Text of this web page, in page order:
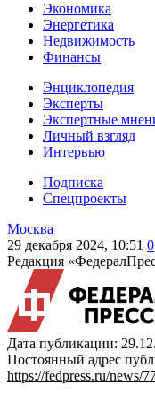
Экономика
Энергетика
Недвижимость
Финансы
Энциклопедия
Эксперты
Экспертные
Личный взгляд
Интервью
Подписка
Спецпроекты
Москва
29 декабря 2024, 10:51 0
Редакция
Дата публикации:
Постоянный адрес
https://fedpress.ru/news/